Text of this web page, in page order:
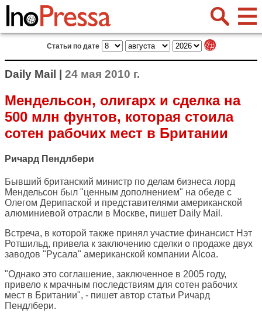
Статьи по дате
Daily Mail | 24 мая 2010 г.
Мендельсон, олигарх и сделка на
500 млн фунтов, которая стоила
сотен рабочих мест в Британии
Ричард Пендлбери
Бывший британский министр по делам бизнеса лорд
Мендельсон был "ценным дополнением" на обеде с
Олегом Дерипаской и представителями американской
алюминиевой отрасли в Москве, пишет Daily Mail .
Встреча, в которой также принял участие финансист Нэт
Ротшильд, привела к заключению сделки о продаже двух
заводов "Русала" американской компании Alcoa.
"Однако это соглашение, заключенное в 2005 году,
привело к мрачным последствиям для сотен рабочих
мест в Британии", - пишет автор статьи Ричард
Пендлбери.